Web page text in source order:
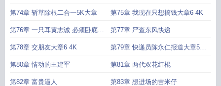
第74章 斩草除根二合一5K大章 第75章 我现在只想搞钱大章6 4K
第76章 一只耳黄志诚 必须卧底东
风快递
第77章 严查东风快递
第78章 交朋友大章6 4K 第79章 快递员陈永仁报道大章5
4K
第80章 情动的王建军 第81章 两代双花红棍
第82章 富贵逼人 第83章 想进场的吉米仔